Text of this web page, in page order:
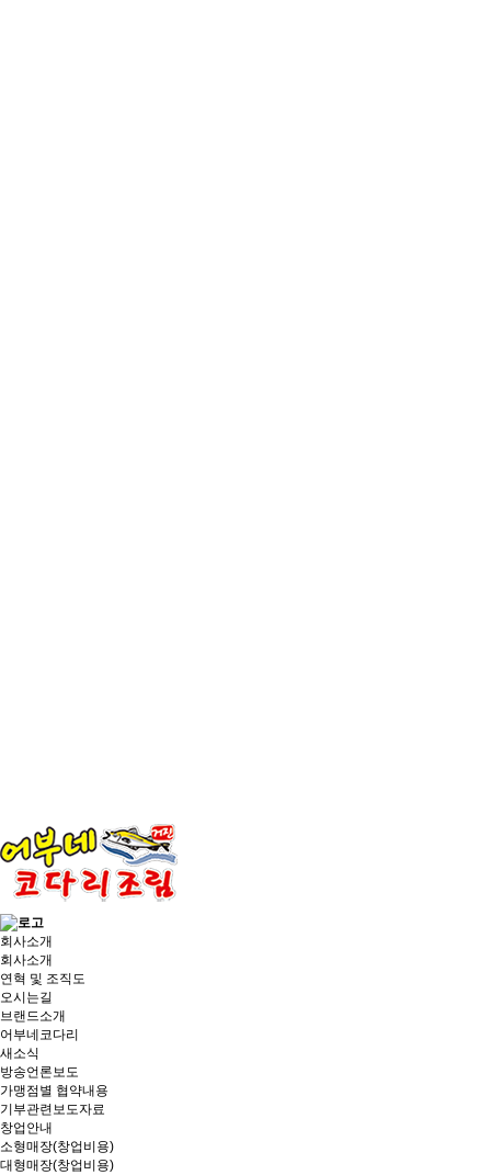
회사소개
회사소개
연혁 및 조직도
오시는길
브랜드소개
어부네코다리
새소식
방송언론보도
가맹점별 협약내용
기부관련보도자료
창업안내
소형매장(창업비용)
대형매장(창업비용)